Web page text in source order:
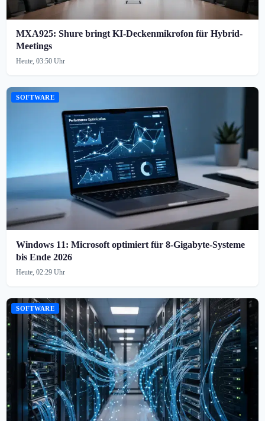
MXA925: Shure bringt KI-Deckenmikrofon für Hybrid-
Meetings
Heute, 03:50 Uhr
SOFTWARE
Windows 11: Microsoft optimiert für 8-Gigabyte-Systeme
bis Ende 2026
Heute, 02:29 Uhr
SOFTWARE